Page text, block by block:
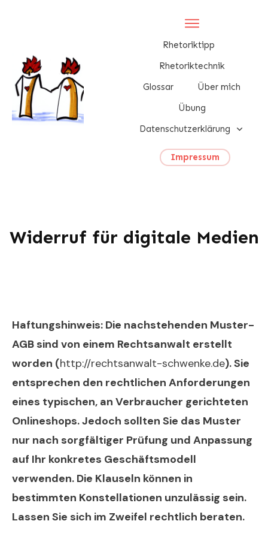
Rhetoriktipp
Rhetoriktechnik
Glossar
Über mich
Übung
Datenschutzerklärung
Impressum
Widerruf für digitale Medien
Haftungshinweis: Die nachstehenden Muster-
AGB sind von einem Rechtsanwalt erstellt
worden (http://rechtsanwalt-schwenke.de). Sie
entsprechen den rechtlichen Anforderungen
eines typischen, an Verbraucher gerichteten
Onlineshops. Jedoch sollten Sie das Muster
nur nach sorgfältiger Prüfung und Anpassung
auf Ihr konkretes Geschäftsmodell
verwenden. Die Klauseln können in
bestimmten Konstellationen unzulässig sein.
Lassen Sie sich im Zweifel rechtlich beraten.